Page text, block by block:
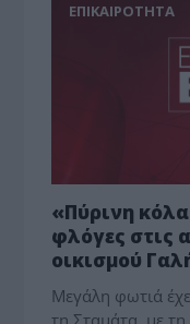
ΕΠΙΚΑΙΡΟΤΗΤΑ
«Πύρινη
φλόγες στις
οικισμού
Μεγάλη φωτιά